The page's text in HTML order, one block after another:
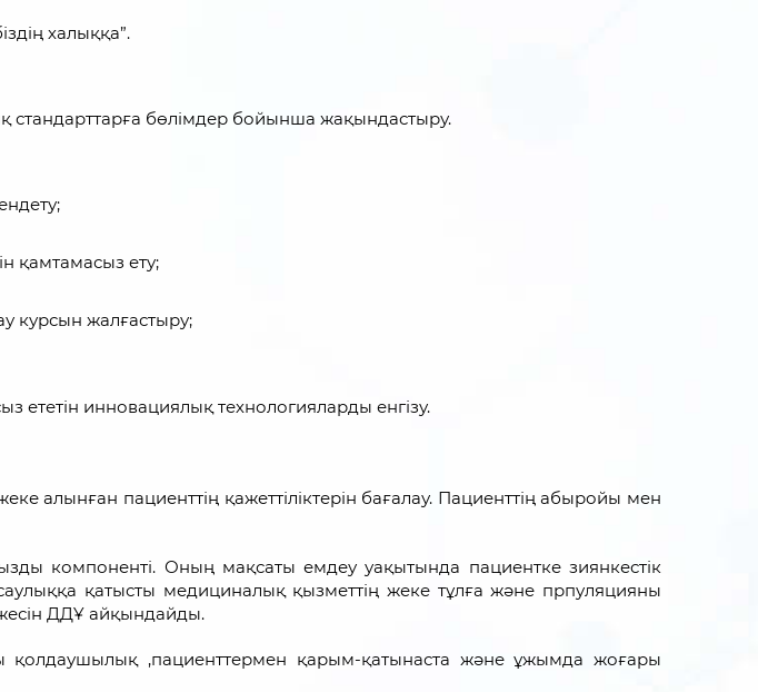
халыққа”.
стандарттарға бөлімдер бойынша жақындастыру.
қамтамасыз ету;
курсын жалғастыру;
ететін инновациялық технологияларды енгізу.
алынған пациенттің қажеттіліктерін бағалау. Пациенттің абыройы мен
компоненті. Оның мақсаты емдеу уақытында пациентке зиянкестік
қатысты медициналық қызметтің жеке тұлға және прпуляцияны
ДДҰ айқындайды.
қолдаушылық ,пациенттермен қарым-қатынаста және ұжымда жоғары